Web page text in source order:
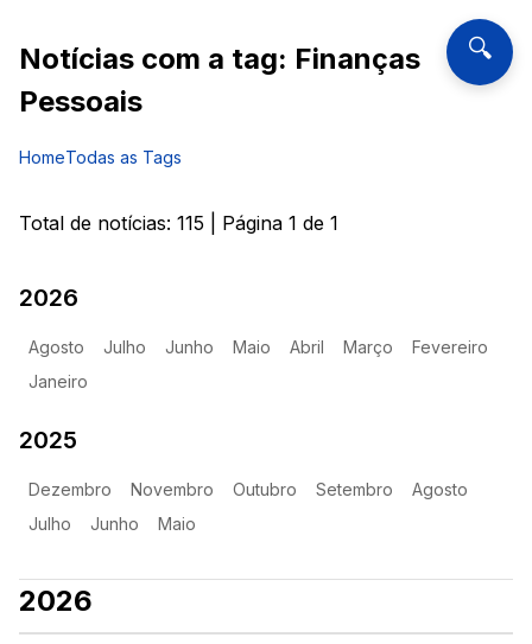
🔍
Notícias com a tag: Finanças
Pessoais
HomeTodas as Tags
Total de notícias: 115 | Página 1 de 1
2026
Agosto Julho Junho Maio Abril Março
Fevereiro
Janeiro
2025
Dezembro Novembro Outubro Setembro
Agosto
Julho
Junho Maio
2026